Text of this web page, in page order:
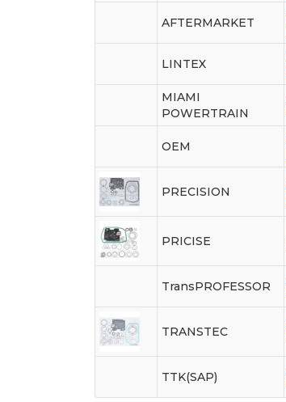
AFTERMARKET
LINTEX
MIAMI
POWERTRAIN
OEM
PRECISION
PRICISE
TransPROFESSOR
TRANSTEC
TTK(SAP)